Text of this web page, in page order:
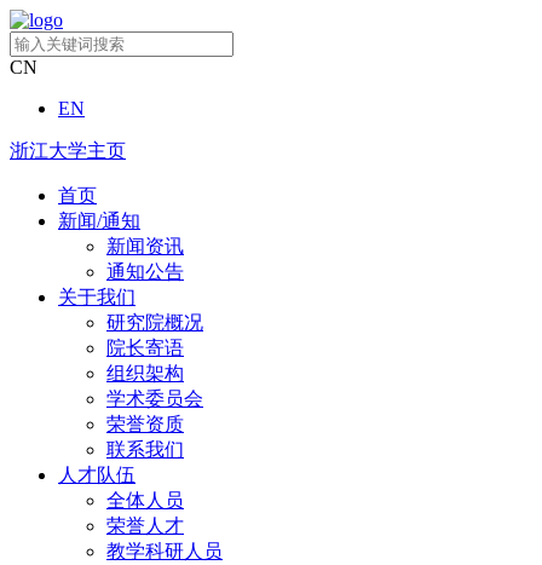
CN
EN
浙江大学主页
首页
新闻/通知
新闻资讯
通知公告
关于我们
研究院概况
院长寄语
组织架构
学术委员会
荣誉资质
联系我们
人才队伍
全体人员
荣誉人才
教学科研人员